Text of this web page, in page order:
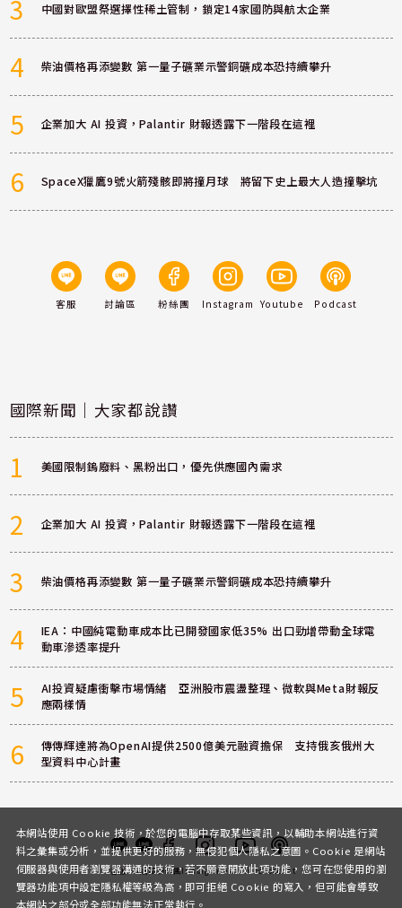
3 中國對歐盟祭選擇性稀土管制，鎖定14家國防與航太企業
4 柴油價格再添變數 第一量子礦業示警銅礦成本恐持續攀升
5 企業加大 AI 投資，Palantir 財報透露下一階段在這裡
6 SpaceX獵鷹9號火箭殘骸即將撞月球 將留下史上最大人造撞擊坑
客服 討論區 粉絲團 Instagram Youtube Podcast
國際新聞｜大家都說讚
1 美國限制鎢廢料、黑粉出口，優先供應國內需求
2 企業加大 AI 投資，Palantir 財報透露下一階段在這裡
3 柴油價格再添變數 第一量子礦業示警銅礦成本恐持續攀升
4
IEA：中國純電動車成本比已開發國家低35% 出口勁增帶動全球電
動車滲透率提升
5
AI投資疑慮衝擊市場情緒 亞洲股市震盪整理、微軟與Meta財報反
應兩樣情
6
傳傳輝達將為OpenAI提供2500億美元融資擔保 支持俄亥俄州大
型資料中心計畫
客服 討論區粉絲團InstagramYoutubePodcast
本網站使用 Cookie 技術，於您的電腦中存取某些資訊，以輔助本網站進行資
料之彙集或分析，並提供更好的服務，無侵犯個人隱私之意圖。Cookie 是網站
伺服器與使用者瀏覽器溝通的技術，若不願意開放此項功能，您可在您使用的瀏
覽器功能項中設定隱私權等級為高，即可拒絕 Cookie 的寫入，但可能會導致
本網站之部分或全部功能無法正常執行。